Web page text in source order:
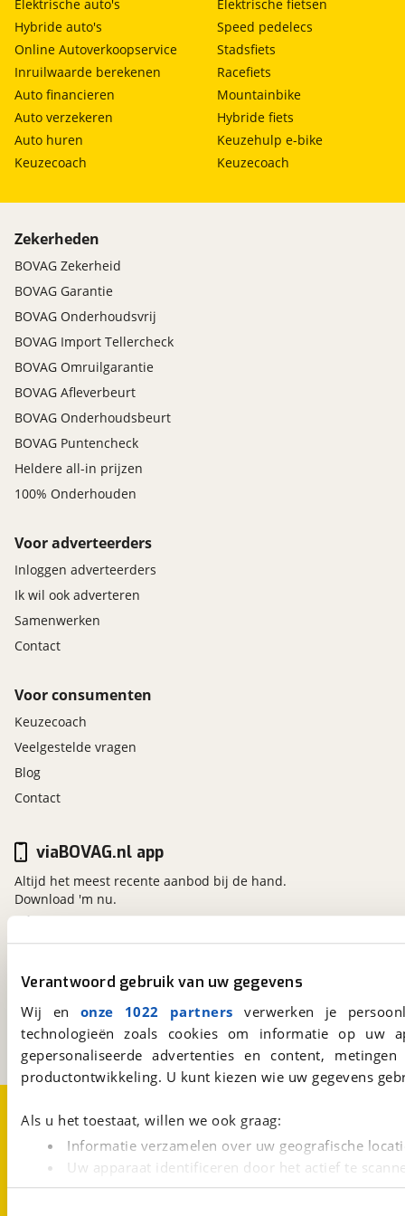
Verantwoord gebruik van uw gegevens
Wij en onze 1022 partners verwerken je
technologieën zoals cookies om informatie op
gepersonaliseerde advertenties en content,
productontwikkeling. U kunt kiezen wie uw gegevens
Als u het toestaat, willen we ook graag:
Informatie verzamelen over uw geografische
Uw apparaat identificeren door het actief te
Lees meer over hoe uw persoonlijke gegevens worden
Elektrische auto's
Hybride auto's
Online Autoverkoopservice
Inruilwaarde berekenen
Auto financieren
Auto verzekeren
Auto huren
Keuzecoach
Elektrische fietsen
Speed pedelecs
Stadsfiets
Racefiets
Mountainbike
Hybride fiets
Keuzehulp e-bike
Keuzecoach
Zekerheden
BOVAG Zekerheid
BOVAG Garantie
BOVAG Onderhoudsvrij
BOVAG Import Tellercheck
BOVAG Omruilgarantie
BOVAG Afleverbeurt
BOVAG Onderhoudsbeurt
BOVAG Puntencheck
Heldere all-in prijzen
100% Onderhouden
Voor adverteerders
Inloggen adverteerders
Ik wil ook adverteren
Samenwerken
Contact
Voor consumenten
Keuzecoach
Veelgestelde vragen
Blog
Contact
Kosterijland
3981 AJ
Bunnik
Een initiatief van
BOVAG
viaBOVAG.nl app
Altijd het meest recente aanbod bij de hand.
Download 'm nu.
CookievoorkeurenVacatures